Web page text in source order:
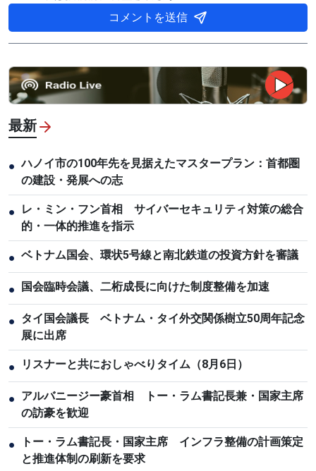
コメントを送信
最新
● ハノイ市の100年先を見据えたマスタープラン：首都圏
の建設・発展への志
●
レ・ミン・フン首相 サイバーセキュリティ対策の総合
的・一体的推進を指示
● ベトナム国会、環状5号線と南北鉄道の投資方針を審議
● 国会臨時会議、二桁成長に向けた制度整備を加速
● タイ国会議長 ベトナム・タイ外交関係樹立50周年記念
展に出席
● リスナーと共におしゃべりタイム（8月6日）
● アルバニージー豪首相 トー・ラム書記長兼・国家主席
の訪豪を歓迎
●
トー・ラム書記長・国家主席 インフラ整備の計画策定
と推進体制の刷新を要求